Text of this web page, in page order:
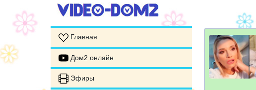
Главная
Дом2 онлайн
Эфиры